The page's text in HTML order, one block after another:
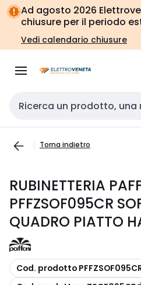
Vai alla
navigazione
Vai
alla
pagina
Ad agosto 2026
chiusure per il periodo
Vedi calendario chiusure
Cerca input
Torna indietro
RUBINETTERIA
PFFZSOF095CR
QUADRO PIATTO
copia
Cod. prodotto